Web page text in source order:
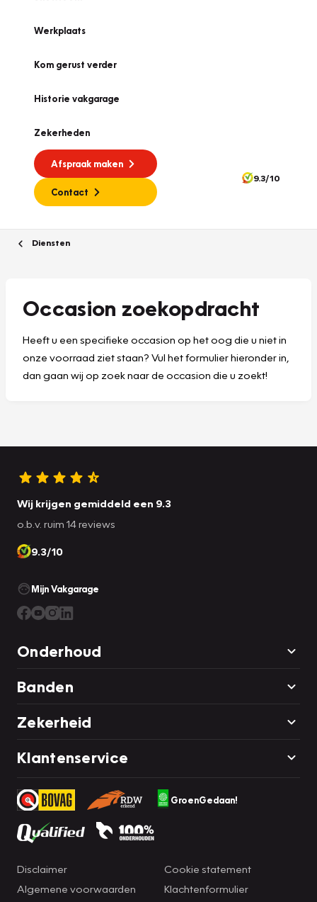
Werkplaats
Kom gerust verder
Historie vakgarage
Zekerheden
Afspraak maken
Contact
9.3/10
Diensten
Occasion zoekopdracht
Heeft u een specifieke occasion op het oog die u niet in
onze voorraad ziet staan? Vul het formulier hieronder in,
dan gaan wij op zoek naar de occasion die u zoekt!
Wij krijgen gemiddeld een 9.3
o.b.v. ruim 14 reviews
9.3/10
Mijn Vakgarage
Onderhoud
Banden
Zekerheid
Klantenservice
GroenGedaan!
Disclaimer
Algemene voorwaarden
Cookie statement
Klachtenformulier